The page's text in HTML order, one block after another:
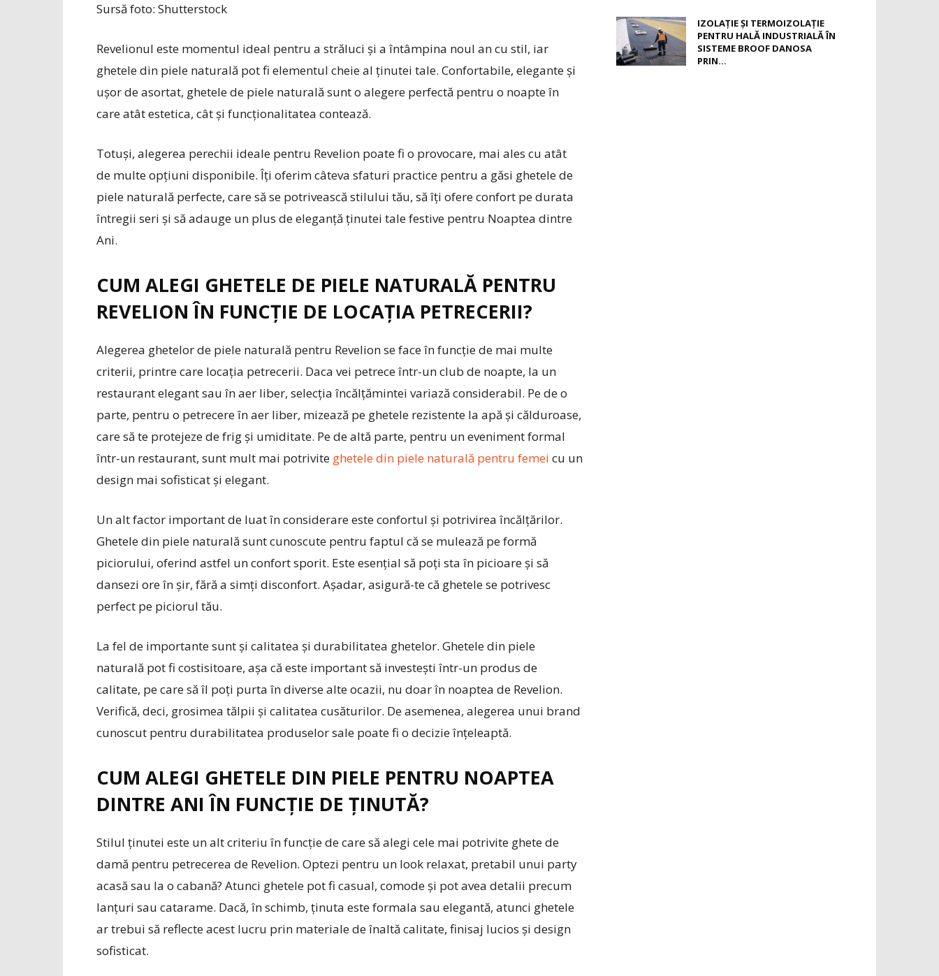
Sursă foto: Shutterstock
Revelionul este momentul ideal pentru a străluci și a întâmpina noul an cu stil, iar
ghetele din piele naturală pot fi elementul cheie al ținutei tale. Confortabile, elegante și
ușor de asortat, ghetele de piele naturală sunt o alegere perfectă pentru o noapte în
care atât estetica, cât și funcționalitatea contează.
Totuși, alegerea perechii ideale pentru Revelion poate fi o provocare, mai ales cu atât
de multe opțiuni disponibile. Îți oferim câteva sfaturi practice pentru a găsi ghetele de
piele naturală perfecte, care să se potrivească stilului tău, să îți ofere confort pe durata
întregii seri și să adauge un plus de eleganță ținutei tale festive pentru Noaptea dintre
Ani.
CUM ALEGI GHETELE DE PIELE NATURALĂ PENTRU
REVELION ÎN FUNCȚIE DE LOCAȚIA PETRECERII?
Alegerea ghetelor de piele naturală pentru Revelion se face în funcție de mai multe
criterii, printre care locația petrecerii. Daca vei petrece într-un club de noapte, la un
restaurant elegant sau în aer liber, selecția încălțămintei variază considerabil. Pe de o
parte, pentru o petrecere în aer liber, mizează pe ghetele rezistente la apă și călduroase,
care să te protejeze de frig și umiditate. Pe de altă parte, pentru un eveniment formal
într-un restaurant, sunt mult mai potrivite ghetele din piele naturală pentru femei cu un
design mai sofisticat și elegant.
Un alt factor important de luat în considerare este confortul și potrivirea încălțărilor.
Ghetele din piele naturală sunt cunoscute pentru faptul că se mulează pe formă
piciorului, oferind astfel un confort sporit. Este esențial să poți sta în picioare și să
dansezi ore în șir, fără a simți disconfort. Așadar, asigură-te că ghetele se potrivesc
perfect pe piciorul tău.
La fel de importante sunt și calitatea și durabilitatea ghetelor. Ghetele din piele
naturală pot fi costisitoare, așa că este important să investești într-un produs de
calitate, pe care să îl poți purta în diverse alte ocazii, nu doar în noaptea de Revelion.
Verifică, deci, grosimea tălpii și calitatea cusăturilor. De asemenea, alegerea unui brand
cunoscut pentru durabilitatea produselor sale poate fi o decizie înțeleaptă.
CUM ALEGI GHETELE DIN PIELE PENTRU NOAPTEA
DINTRE ANI ÎN FUNCȚIE DE ȚINUTĂ?
Stilul ținutei este un alt criteriu în funcție de care să alegi cele mai potrivite ghete de
damă pentru petrecerea de Revelion. Optezi pentru un look relaxat, pretabil unui party
acasă sau la o cabană? Atunci ghetele pot fi casual, comode și pot avea detalii precum
lanțuri sau catarame. Dacă, în schimb, ținuta este formala sau elegantă, atunci ghetele
ar trebui să reflecte acest lucru prin materiale de înaltă calitate, finisaj lucios și design
sofisticat.
IZOLAȚIE ȘI TERMOIZOLAȚIE
PENTRU HALĂ INDUSTRIALĂ ÎN
SISTEME BROOF DANOSA
PRIN...